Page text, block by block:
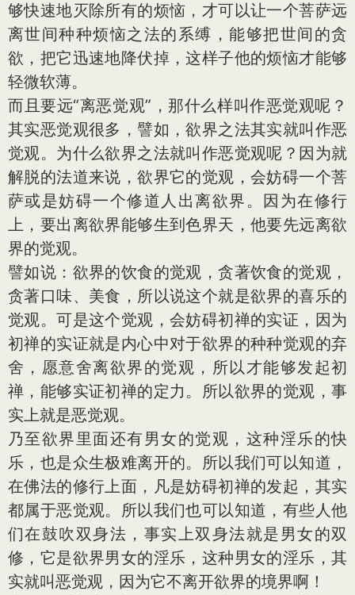
够快速地灭除所有的烦恼，才可以让一个菩萨远
离世间种种烦恼之法的系缚，能够把世间的贪
欲，把它迅速地降伏掉，这样子他的烦恼才能够
轻微软薄。
而且要远“离恶觉观”，那什么样叫作恶觉观呢？
其实恶觉观很多，譬如，欲界之法其实就叫作恶
觉观。为什么欲界之法就叫作恶觉观呢？因为就
解脱的法道来说，欲界它的觉观，会妨碍一个菩
萨或是妨碍一个修道人出离欲界。因为在修行
上，要出离欲界能够生到色界天，他要先远离欲
界的觉观。
譬如说：欲界的饮食的觉观，贪著饮食的觉观，
贪著口味、美食，所以说这个就是欲界的喜乐的
觉观。可是这个觉观，会妨碍初禅的实证，因为
初禅的实证就是内心中对于欲界的种种觉观的弃
舍，愿意舍离欲界的觉观，所以才能够发起初
禅，能够实证初禅的定力。所以欲界的觉观，事
实上就是恶觉观。
乃至欲界里面还有男女的觉观，这种淫乐的快
乐，也是众生极难离开的。所以我们可以知道，
在佛法的修行上面，凡是妨碍初禅的发起，其实
都属于恶觉观。所以我们也可以知道，有些人他
们在鼓吹双身法，事实上双身法就是男女的双
修，它是欲界男女的淫乐，这种男女的淫乐，其
实就叫恶觉观，因为它不离开欲界的境界啊！